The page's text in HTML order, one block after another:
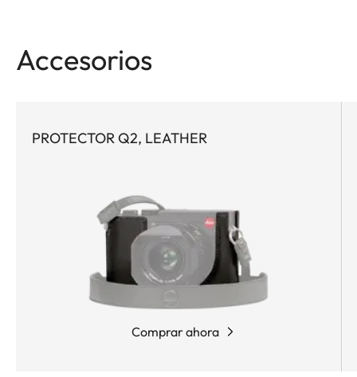
Accesorios
PROTECTOR Q2, LEATHER
Comprar ahora